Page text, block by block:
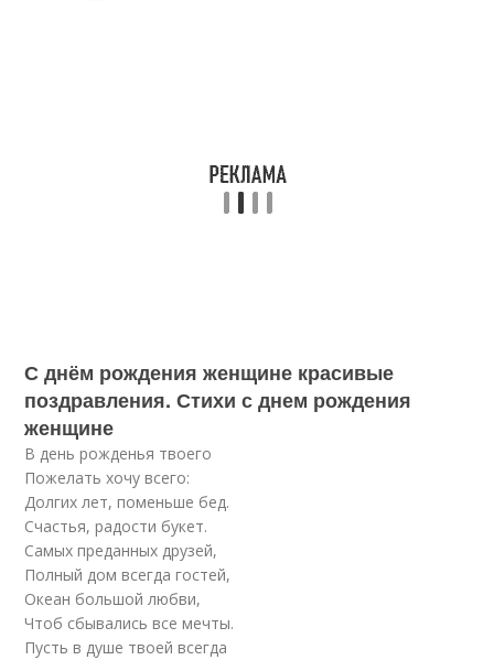
С днём рождения женщине красивые
поздравления. Стихи с днем рождения
женщине
В день рожденья твоего
Пожелать хочу всего:
Долгих лет, поменьше бед.
Счастья, радости букет.
Самых преданных друзей,
Полный дом всегда гостей,
Океан большой любви,
Чтоб сбывались все мечты.
Пусть в душе твоей всегда